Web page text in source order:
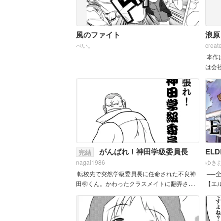
風のファイト
べい。
浪
本作
は会
完結 がんばれ！神田学級委員長
nagai1986
転校先で突然学級委員長に任命された不良神
田柳くん。かわったクラスメイトに翻弄され
ゆき
──全
【